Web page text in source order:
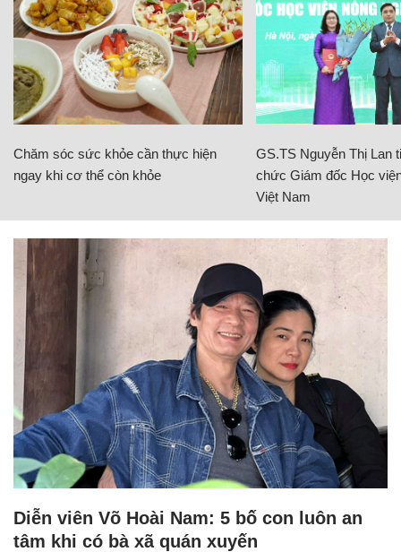
Chăm sóc sức khỏe cần thực hiện
ngay khi cơ thể còn khỏe
GS.TS Nguyễn Thị Lan
chức Giám đốc Học
Việt Nam
Diễn viên Võ Hoài Nam: 5 bố con luôn an
tâm khi có bà xã quán xuyến